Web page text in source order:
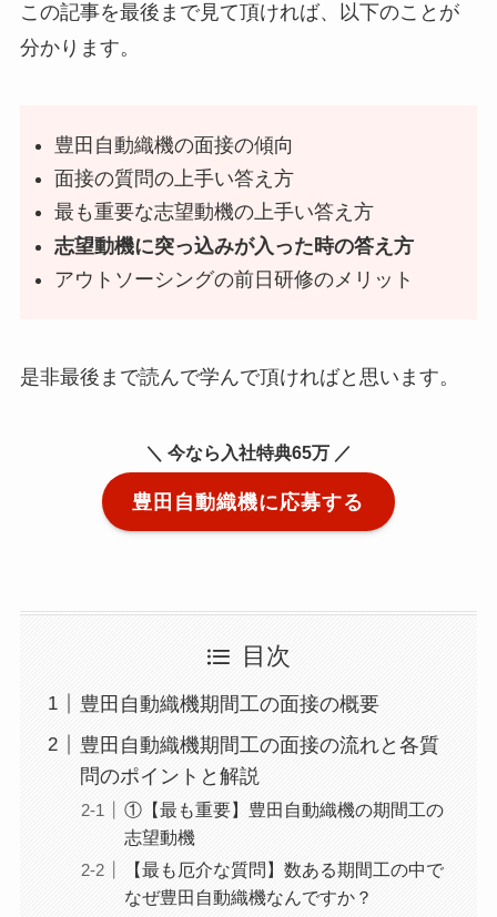
この記事を最後まで見て頂ければ、以下のことが
分かります。
豊田自動織機の面接の傾向
面接の質問の上手い答え方
最も重要な志望動機の上手い答え方
志望動機に突っ込みが入った時の答え方
アウトソーシングの前日研修のメリット
是非最後まで読んで学んで頂ければと思います。
＼ 今なら入社特典65万 ／
豊田自動織機に応募する
目次
豊田自動織機期間工の面接の概要
豊田自動織機期間工の面接の流れと各質
問のポイントと解説
①【最も重要】豊田自動織機の期間工の
志望動機
【最も厄介な質問】数ある期間工の中で
なぜ豊田自動織機なんですか？